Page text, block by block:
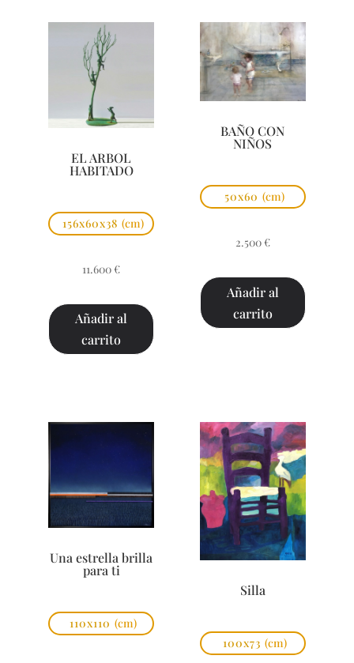
EL ARBOL
HABITADO
156x60x38 (cm)
11.600 €
Añadir al
carrito
BAÑO CON
NIÑOS
50x60 (cm)
2.500 €
Añadir al
carrito
Una estrella brilla
para ti
110x110 (cm)
Silla
100x73 (cm)